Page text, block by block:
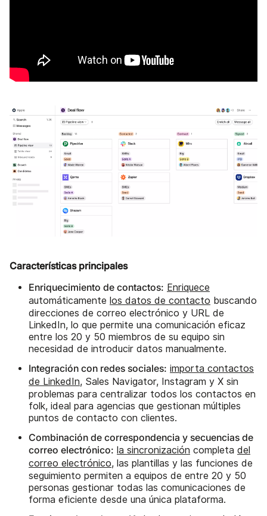
Características principales
Enriquecimiento de contactos: Enriquece
automáticamente los datos de contacto buscando
direcciones de correo electrónico y URL de
LinkedIn, lo que permite una comunicación eficaz
entre los 20 y 50 miembros de su equipo sin
necesidad de introducir datos manualmente.
Integración con redes sociales: importa contactos
de LinkedIn, Sales Navigator, Instagram y X sin
problemas para centralizar todos los contactos en
folk, ideal para agencias que gestionan múltiples
puntos de contacto con clientes.
Combinación de correspondencia y secuencias de
correo electrónico: la sincronización completa del
correo electrónico, las plantillas y las funciones de
seguimiento permiten a equipos de entre 20 y 50
personas gestionar todas las comunicaciones de
forma eficiente desde una única plataforma.